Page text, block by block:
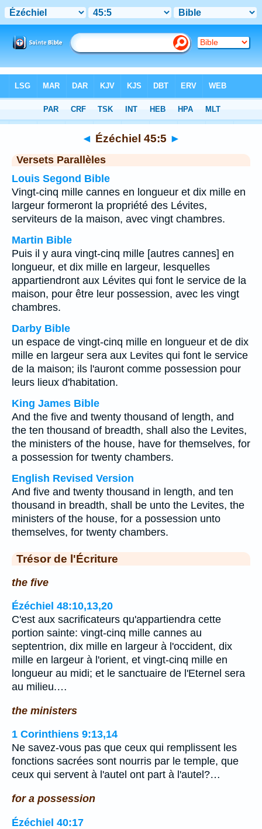
Chapitre 45> Verset 5
◄ Ézéchiel 45:5 ►
Versets Parallèles
Louis Segond Bible
Vingt-cinq mille cannes en longueur et dix mille en
largeur formeront la propriété des Lévites,
serviteurs de la maison, avec vingt chambres.
Martin Bible
Puis il y aura vingt-cinq mille [autres cannes] en
longueur, et dix mille en largeur, lesquelles
appartiendront aux Lévites qui font le service de la
maison, pour être leur possession, avec les vingt
chambres.
Darby Bible
un espace de vingt-cinq mille en longueur et de dix
mille en largeur sera aux Levites qui font le service
de la maison; ils l'auront comme possession pour
leurs lieux d'habitation.
King James Bible
And the five and twenty thousand of length, and
the ten thousand of breadth, shall also the Levites,
the ministers of the house, have for themselves, for
a possession for twenty chambers.
English Revised Version
And five and twenty thousand in length, and ten
thousand in breadth, shall be unto the Levites, the
ministers of the house, for a possession unto
themselves, for twenty chambers.
Trésor de l'Écriture
the five
Ézéchiel 48:10,13,20
C'est aux sacrificateurs qu'appartiendra cette
portion sainte: vingt-cinq mille cannes au
septentrion, dix mille en largeur à l'occident, dix
mille en largeur à l'orient, et vingt-cinq mille en
longueur au midi; et le sanctuaire de l'Eternel sera
au milieu.…
the ministers
1 Corinthiens 9:13,14
Ne savez-vous pas que ceux qui remplissent les
fonctions sacrées sont nourris par le temple, que
ceux qui servent à l'autel ont part à l'autel?…
for a possession
Ézéchiel 40:17